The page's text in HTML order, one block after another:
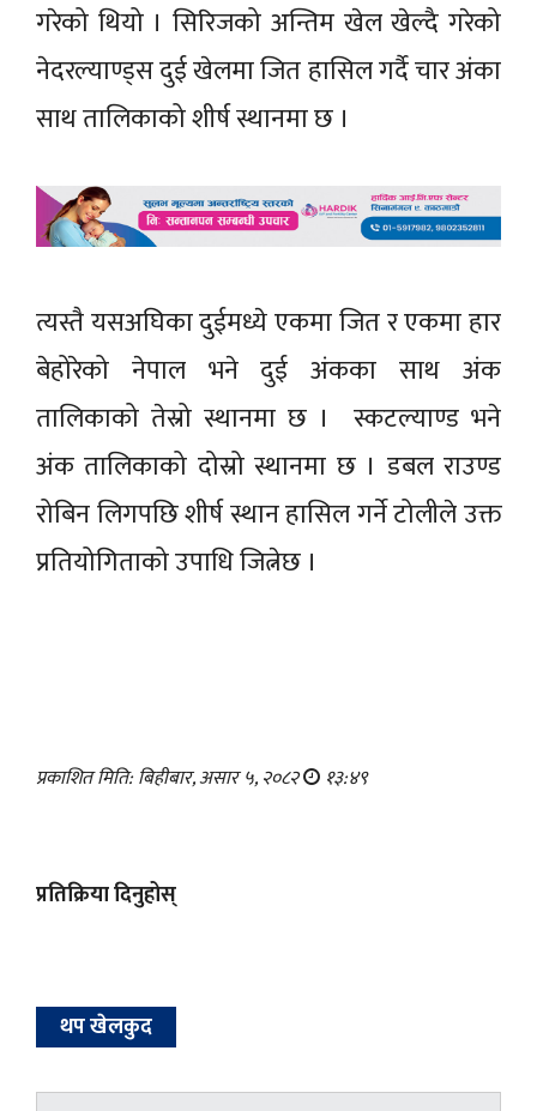
गरेको थियो । सिरिजको अन्तिम खेल खेल्दै गरेको
नेदरल्याण्ड्स दुई खेलमा जित हासिल गर्दै चार अंका
साथ तालिकाको शीर्ष स्थानमा छ ।
त्यस्तै यसअघिका दुईमध्ये एकमा जित र एकमा हार
बेहोरेको नेपाल भने दुई अंकका साथ अंक
तालिकाको तेस्रो स्थानमा छ । स्कटल्याण्ड भने
अंक तालिकाको दोस्रो स्थानमा छ । डबल राउण्ड
रोबिन लिगपछि शीर्ष स्थान हासिल गर्ने टोलीले उक्त
प्रतियोगिताको उपाधि जित्नेछ ।
प्रकाशित मिति: बिहीबार, असार ५, २०८२ १३:४९
प्रतिक्रिया दिनुहोस्
थप खेलकुद